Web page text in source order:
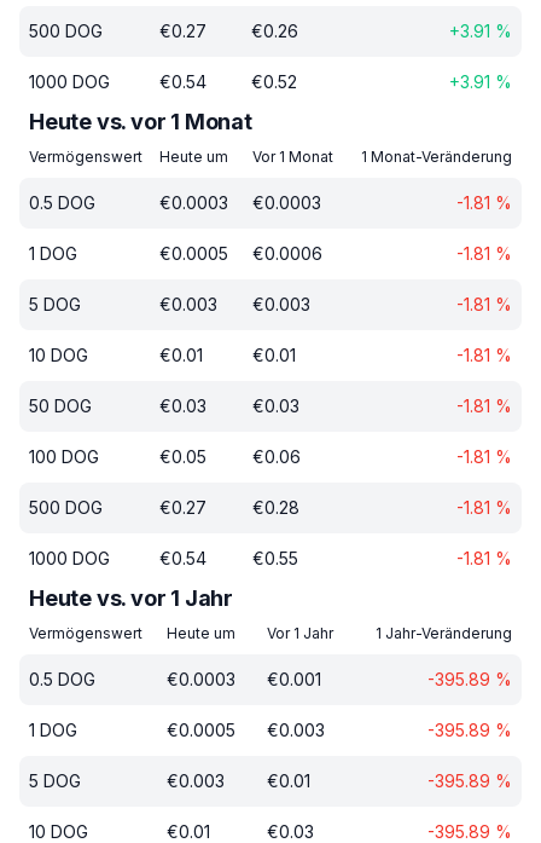
500 DOG €0.27 €0.26 +3.91 %
1000 DOG €0.54 €0.52 +3.91 %
Heute vs. vor 1 Monat
Vermögenswert Heute um Vor 1 Monat 1 Monat-Veränderung
0.5 DOG €0.0003 €0.0003 -1.81 %
1 DOG €0.0005 €0.0006 -1.81 %
5 DOG €0.003 €0.003 -1.81 %
10 DOG €0.01 €0.01 -1.81 %
50 DOG €0.03 €0.03 -1.81 %
100 DOG €0.05 €0.06 -1.81 %
500 DOG €0.27 €0.28 -1.81 %
1000 DOG €0.54 €0.55 -1.81 %
Heute vs. vor 1 Jahr
Vermögenswert Heute um Vor 1 Jahr 1 Jahr-Veränderung
0.5 DOG €0.0003 €0.001 -395.89 %
1 DOG €0.0005 €0.003 -395.89 %
5 DOG €0.003 €0.01 -395.89 %
10 DOG €0.01 €0.03 -395.89 %